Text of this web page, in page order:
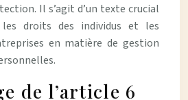
Il s’agit d’un texte crucial
les droits des individus et les
en matière de gestion
de l’article 6